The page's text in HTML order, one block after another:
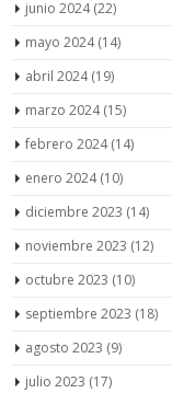
junio 2024(22)
mayo 2024(14)
abril 2024(19)
marzo 2024(15)
febrero 2024(14)
enero 2024(10)
diciembre 2023 (14)
noviembre 2023 (12)
octubre 2023 (10)
septiembre 2023 (18)
agosto 2023 (9)
julio 2023 (17)